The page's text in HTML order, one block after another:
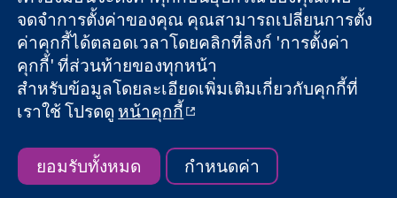
The Cochrane Collaboration เป็นองค์กรการกุศล (เลขที่ 1045921)
และบริษัทจำกัดโดยการค้ำประกัน (เลขที่ 03044323) ที่จดทะเบียน
ในอังกฤษและเวลส์ หมายเลขจดทะเบียนภาษีมูลค่าเพิ่ม GB 718
2127 49
สงวนลิขสิทธิ์ © 2026 The Cochrane Collaboration
ข้อกำหนดและเงื่อนไขการใช้เว็บไซต์|ข้อความปฏิเสธความรับ
ผิดชอบ|ความเป็นส่วนตัว นโยบายคุกกี้|การตั้งค่าคุกกี้
จดจำการตั้งค่าของคุณ คุณสามารถเปลี่ยนการตั้ง
ค่าคุกกี้ได้ตลอดเวลาโดยคลิกที่ลิงก์ 'การตั้งค่า
คุกกี้' ที่ส่วนท้ายของทุกหน้า
สำหรับข้อมูลโดยละเอียดเพิ่มเติมเกี่ยวกับคุกกี้ที่
เราใช้ โปรดดู หน้าคุกกี้
ยอมรับทั้งหมด กำหนดค่า